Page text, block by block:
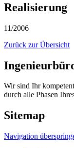
Realisierung
11/2006
Zurück zur Übersicht
Wir sind Ihr
durch alle Phasen
Sitemap
Navigation